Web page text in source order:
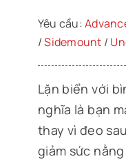
Yêu cầu:
/Sidemount /
Lặn biển với
nghĩa là bạn
thay vì đeo
giảm sức